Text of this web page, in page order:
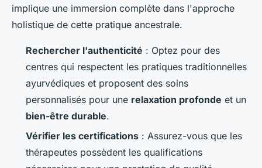
implique une immersion complète dans l'approche
holistique de cette pratique ancestrale.
Rechercher l'authenticité : Optez pour des
centres qui respectent les pratiques traditionnelles
ayurvédiques et proposent des soins
personnalisés pour une relaxation profonde et un
bien-être durable.
Vérifier les certifications : Assurez-vous que les
thérapeutes possèdent les qualifications